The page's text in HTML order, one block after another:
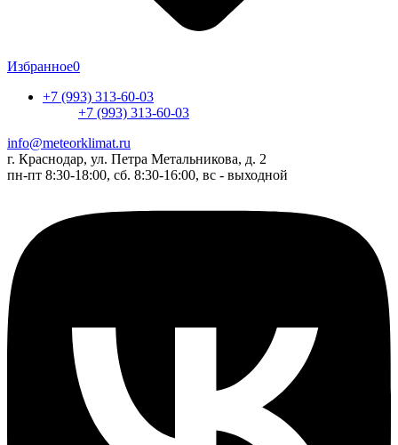
Избранное0
+7 (993) 313-60-03
+7 (993) 313-60-03
info@meteorklimat.ru
г. Краснодар, ул. Петра Метальникова, д. 2
пн-пт 8:30-18:00, сб. 8:30-16:00, вс - выходной